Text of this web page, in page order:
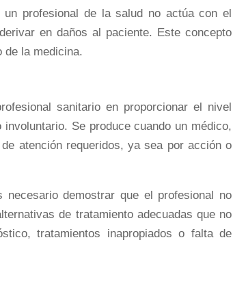
profesional de la salud no actúa con el
en daños al paciente. Este concepto
de la medicina.
sanitario en proporcionar el nivel
Se produce cuando un médico,
atención requeridos, ya sea por acción o
demostrar que el profesional no
de tratamiento adecuadas que no
tratamientos inapropiados o falta de